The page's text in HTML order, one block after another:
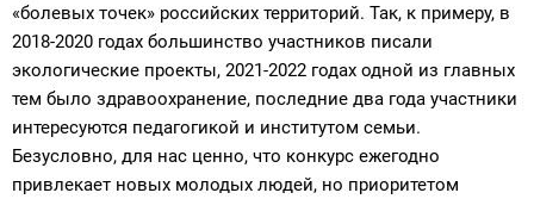
«болевых точек» российских территорий. Так, к примеру, в
2018-2020 годах большинство участников писали
экологические проекты, 2021-2022 годах одной из главных
тем было здравоохранение, последние два года участники
интересуются педагогикой и институтом семьи.
Безусловно, для нас ценно, что конкурс ежегодно
привлекает новых молодых людей, но приоритетом